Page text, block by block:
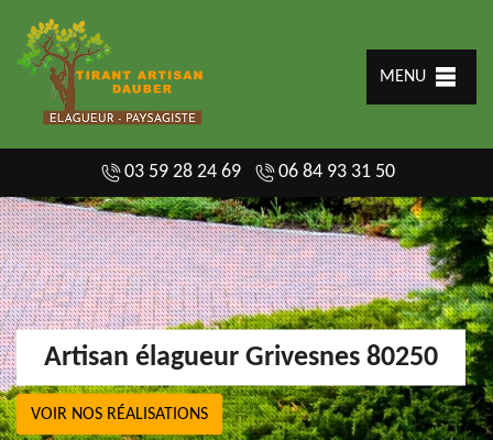
MENU
03 59 28 24 69 06 84 93 31 50
Artisan élagueur Grivesnes 80250
VOIR NOS RÉALISATIONS